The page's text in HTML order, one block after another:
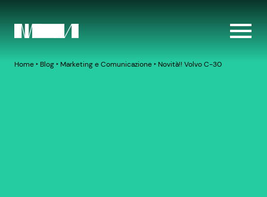
Home‣ Blog‣ Marketing e Comunicazione‣ Novità!! Volvo C-30